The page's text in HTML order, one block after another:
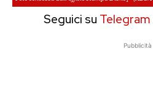
Seguici su Telegram
Pubblicità